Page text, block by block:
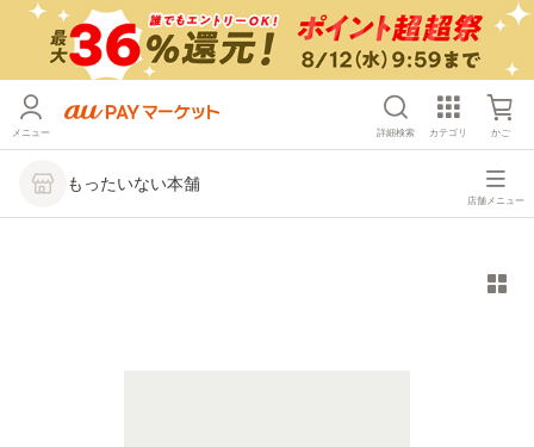
メニュー 詳細検索 カテゴリ かご
もったいない本舗
店舗メニュー